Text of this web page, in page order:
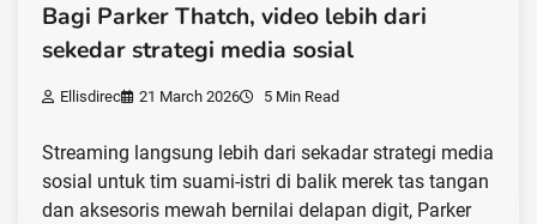
Bagi Parker Thatch, video lebih dari
sekedar strategi media sosial
Ellisdirec 21 March 2026 5 Min Read
Streaming langsung lebih dari sekadar strategi media
sosial untuk tim suami-istri di balik merek tas tangan
dan aksesoris mewah bernilai delapan digit, Parker